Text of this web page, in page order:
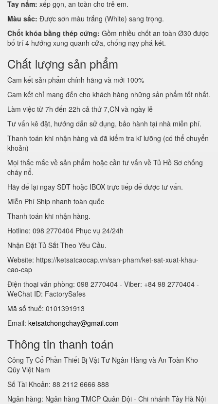
Tay nắm: xếp gọn, an toàn cho trẻ em.
Màu sắc: Được sơn màu trắng (White) sang trọng.
Chốt khóa bằng thép cứng: Gồm nhiều chốt an toàn Ø30 được
bố trí 4 hướng xung quanh cửa, chống nạy phá két.
Chất lượng sản phẩm
Cam kết sản phẩm chính hãng và mới 100%
Cam kết chỉ mang đến cho khách hàng những sản phẩm tốt nhất.
Làm việc từ 7h đến 22h cả thứ 7,CN và ngày lễ
Tư vấn kê đặt, hướng dẫn sử dụng, bảo hành tại nhà miễn phí.
Thanh toán khi nhận hàng và đã kiểm tra kĩ lưỡng (có thể chuyển
khoản)
Mọi thắc mắc về sản phẩm hoặc cần tư vấn về Tủ Hồ Sơ chống
cháy nổ.
Hãy để lại ngay SĐT hoặc IBOX trực tiếp để được tư vấn.
Miễn Phí Ship nhanh toàn quốc
Thanh toán khi nhận hàng.
Hotline: 098 2770404 Phục vụ 24/24h
Nhận Đặt Tủ Sắt Theo Yêu Cầu.
Website: https://ketsatcaocap.vn/san-pham/ket-sat-xuat-khau-
cao-cap
Điện thoại văn phòng: 098 2770404 - Viber: +84 98 2770404 -
WeChat ID: FactorySafes
Mã số thuế: 0101391913
Email: ketsatchongchay@gmail.com
Thông tin thanh toán
Công Ty Cổ Phần Thiết Bị Vật Tư Ngân Hàng và An Toàn Kho
Qũy Việt Nam
Số Tài Khoản: 88 2112 6666 888
Ngân hàng: Ngân hàng TMCP Quân Đội - Chi nhánh Tây Hà Nội